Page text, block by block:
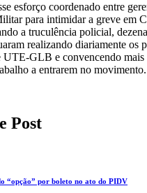
esforço coordenado entre
para intimidar a greve em
a truculência policial,
realizando diariamente os
GLB e convencendo mais
a entrarem no movimento.
Post
“opção” por boleto no ato do PIDV